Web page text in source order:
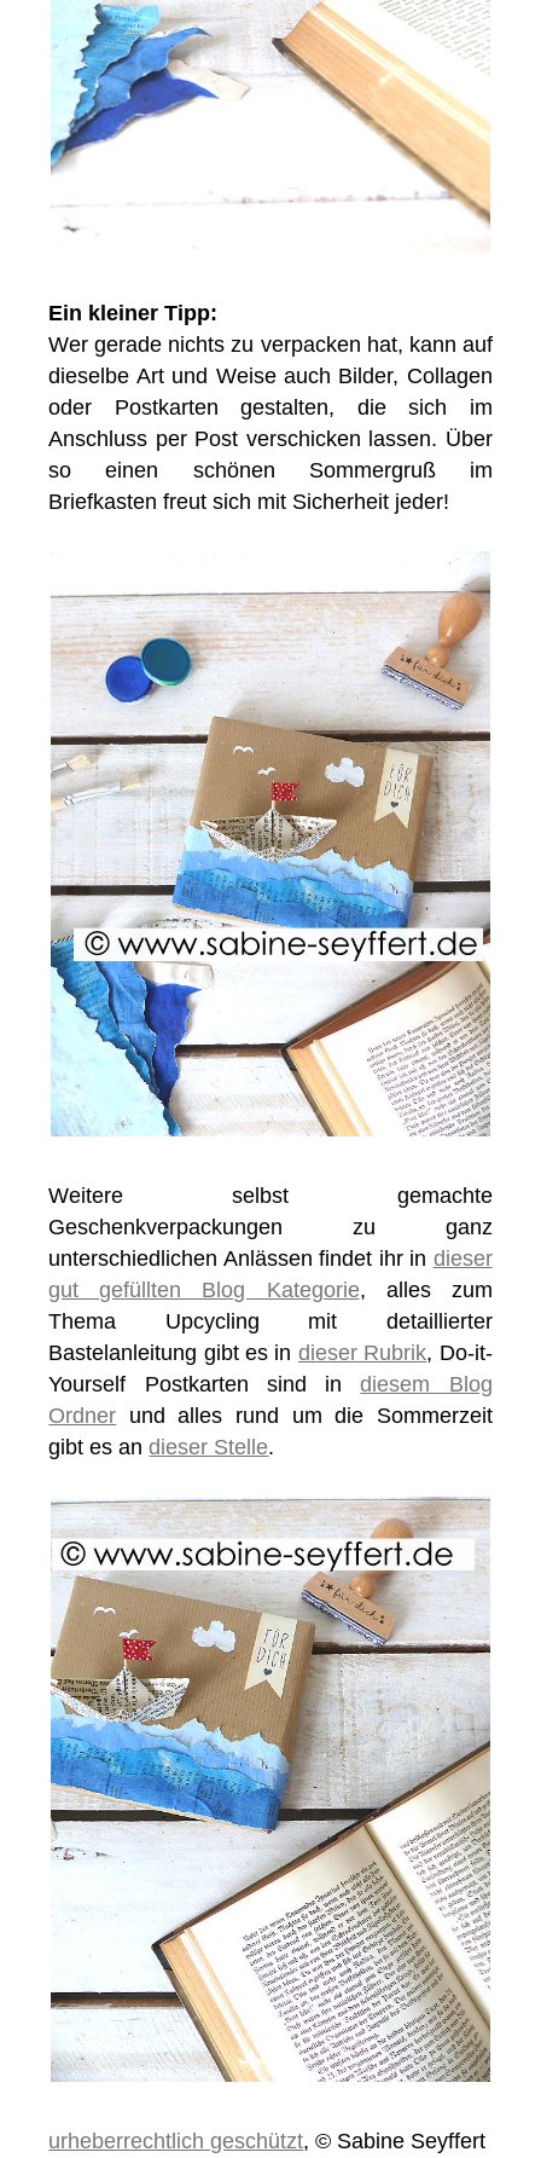
Ein kleiner Tipp:
Wer gerade nichts zu verpacken hat, kann auf
dieselbe Art und Weise auch Bilder, Collagen
oder Postkarten gestalten, die sich im
Anschluss per Post verschicken lassen. Über
so einen schönen Sommergruß im
Briefkasten freut sich mit Sicherheit jeder!
Weitere selbst gemachte
Geschenkverpackungen zu ganz
unterschiedlichen Anlässen findet ihr in dieser
gut gefüllten Blog Kategorie, alles zum
Thema Upcycling mit detaillierter
Bastelanleitung gibt es in dieser Rubrik, Do-it-
Yourself Postkarten sind indiesem Blog
Ordner und alles rund um die Sommerzeit
gibt es andieser Stelle.
urheberrechtlich geschützt, © Sabine Seyffert